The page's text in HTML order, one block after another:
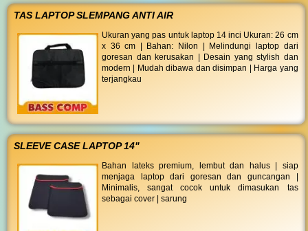
TAS LAPTOP SLEMPANG ANTI AIR
Ukuran yang pas untuk laptop 14 inci Ukuran: 26 cm
x 36 cm | Bahan: Nilon | Melindungi laptop dari
goresan dan kerusakan | Desain yang stylish dan
modern | Mudah dibawa dan disimpan | Harga yang
terjangkau
SLEEVE CASE LAPTOP 14"
Bahan lateks premium, lembut dan halus | siap
menjaga laptop dari goresan dan guncangan |
Minimalis, sangat cocok untuk dimasukan tas
sebagai cover | sarung